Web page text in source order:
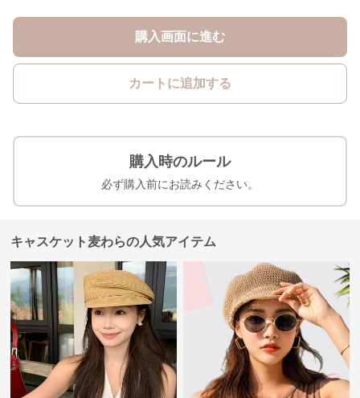
購入画面に進む
カートに追加する
購入時のルール
必ず購入前にお読みください。
キャスケット麦わらの人気アイテム